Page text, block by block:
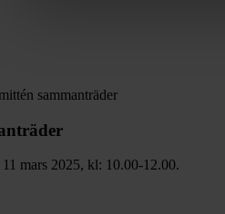
sammanträder
mars 2025, kl: 10.00-12.00.